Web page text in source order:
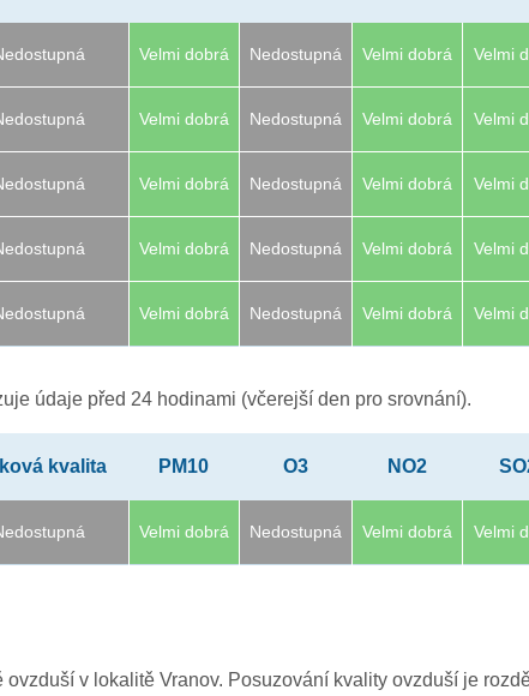
Velmi dobrá Nedostupná Velmi dobrá Velmi
Velmi dobrá Nedostupná Velmi dobrá Velmi
Velmi dobrá Nedostupná Velmi dobrá Velmi
Velmi dobrá Nedostupná Velmi dobrá Velmi
Velmi dobrá Nedostupná Velmi dobrá Velmi
údaje před 24 hodinami (včerejší den pro srovnání).
kvalita PM10 O3 NO2
Velmi dobrá Nedostupná Velmi dobrá Velmi
ovzduší v lokalitě Vranov. Posuzování kvality ovzduší je